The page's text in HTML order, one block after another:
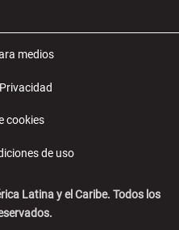
medios
cookies
de uso
Latina y el Caribe. Todos los